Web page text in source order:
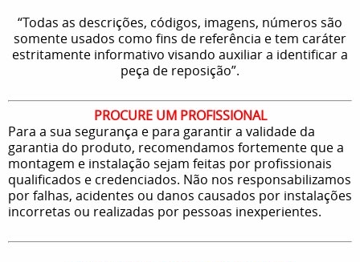
“Todas as descrições, códigos, imagens, números são
somente usados como fins de referência e tem caráter
estritamente informativo visando auxiliar a identificar a
peça de reposição”.
PROCURE UM PROFISSIONAL
Para a sua segurança e para garantir a validade da
garantia do produto, recomendamos fortemente que a
montagem e instalação sejam feitas por profissionais
qualificados e credenciados. Não nos responsabilizamos
por falhas, acidentes ou danos causados por instalações
incorretas ou realizadas por pessoas inexperientes.